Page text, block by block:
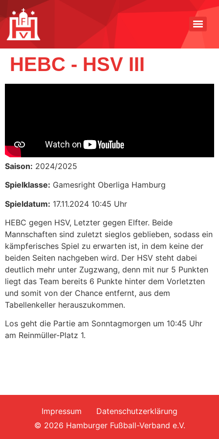
HEBC - HSV III
Saison: 2024/2025
Spielklasse: Gamesright Oberliga Hamburg
Spieldatum: 17.11.2024 10:45 Uhr
HEBC gegen HSV, Letzter gegen Elfter. Beide
Mannschaften sind zuletzt sieglos geblieben, sodass ein
kämpferisches Spiel zu erwarten ist, in dem keine der
beiden Seiten nachgeben wird. Der HSV steht dabei
deutlich mehr unter Zugzwang, denn mit nur 5 Punkten
liegt das Team bereits 6 Punkte hinter dem Vorletzten
und somit von der Chance entfernt, aus dem
Tabellenkeller herauszukommen.
Los geht die Partie am Sonntagmorgen um 10:45 Uhr
am Reinmüller-Platz 1.
Impressum
Datenschutzerklärung
© 2026 Hamburger Fußball-Verband e.V.